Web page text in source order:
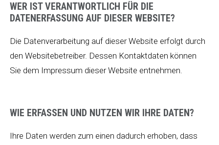
WER IST VERANTWORTLICH FÜR DIE
DATENERFASSUNG AUF DIESER WEBSITE?
Die Datenverarbeitung auf dieser Website erfolgt durch
den Websitebetreiber. Dessen Kontaktdaten können
Sie dem Impressum dieser Website entnehmen.
WIE ERFASSEN UND NUTZEN WIR IHRE DATEN?
Ihre Daten werden zum einen dadurch erhoben, dass